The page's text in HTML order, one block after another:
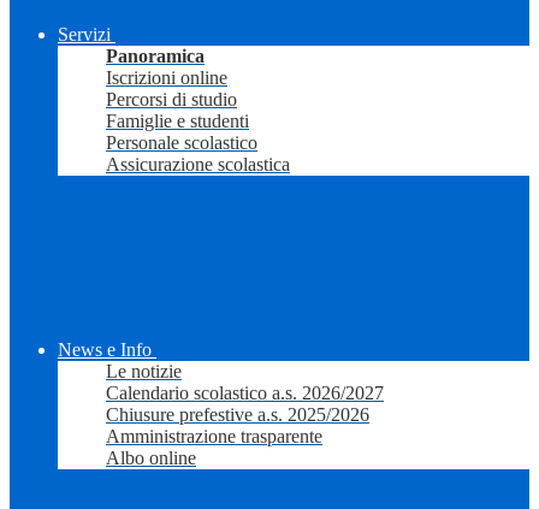
Servizi
Panoramica
Iscrizioni online
Percorsi di studio
Famiglie e studenti
Personale scolastico
Assicurazione scolastica
News e Info
Le notizie
Calendario scolastico a.s. 2026/2027
Chiusure prefestive a.s. 2025/2026
Amministrazione trasparente
Albo online